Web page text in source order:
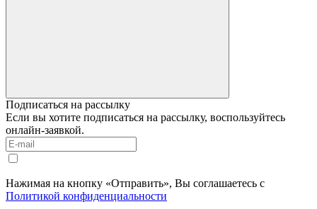
Подписаться на рассылку
Если вы хотите подписаться на рассылку, воспользуйтесь
онлайн-заявкой.
Нажимая на кнопку «Отправить», Вы соглашаетесь с
Политикой конфиденциальности